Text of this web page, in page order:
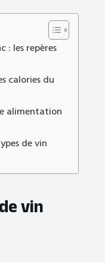
: les repères
calories du
alimentation
de vin
vin